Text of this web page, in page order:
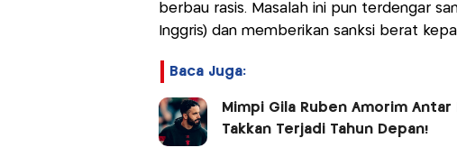
berbau rasis. Masalah ini pun terdengar
Inggris) dan memberikan sanksi berat
Baca Juga:
Mimpi Gila Ruben Amorim
Takkan Terjadi Tahun Depan!